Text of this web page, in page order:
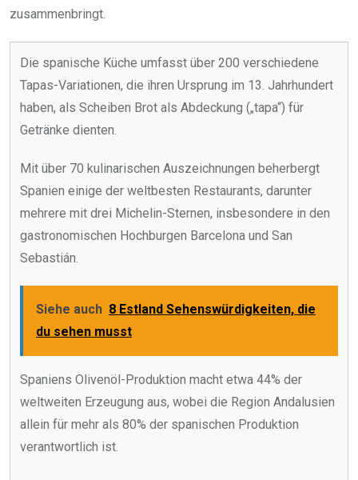
zusammenbringt.
Die spanische Küche umfasst über 200 verschiedene
Tapas-Variationen, die ihren Ursprung im 13. Jahrhundert
haben, als Scheiben Brot als Abdeckung („tapa“) für
Getränke dienten.
Mit über 70 kulinarischen Auszeichnungen beherbergt
Spanien einige der weltbesten Restaurants, darunter
mehrere mit drei Michelin-Sternen, insbesondere in den
gastronomischen Hochburgen Barcelona und San
Sebastián.
Siehe auch 8 Estland Sehenswürdigkeiten, die
du sehen musst
Spaniens Olivenöl-Produktion macht etwa 44% der
weltweiten Erzeugung aus, wobei die Region Andalusien
allein für mehr als 80% der spanischen Produktion
verantwortlich ist.